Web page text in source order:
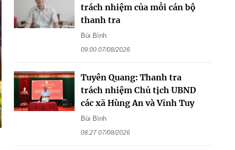
trách nhiệm của mỗi cán bộ
thanh tra
Bùi Bình
09:00 07/08/2026
Tuyên Quang: Thanh tra
trách nhiệm Chủ tịch UBND
các xã Hùng An và Vĩnh Tuy
Bùi Bình
08:27 07/08/2026